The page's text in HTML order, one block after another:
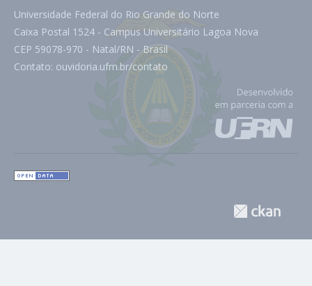
Universidade Federal do Rio Grande do Norte
Caixa Postal 1524 - Campus Universitário Lagoa Nova
CEP 59078-970 - Natal/RN - Brasil
Contato: ouvidoria.ufrn.br/contato